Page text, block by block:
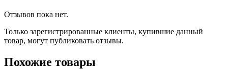
Отзывов пока нет.
Только зарегистрированные клиенты, купившие данный
товар, могут публиковать отзывы.
Похожие товары